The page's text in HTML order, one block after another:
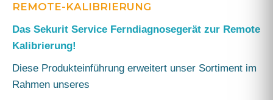
REMOTE-KALIBRIERUNG
Das Sekurit Service Ferndiagnosegerät zur Remote
Kalibrierung!
Diese Produkteinführung erweitert unser Sortiment im
Rahmen unseres